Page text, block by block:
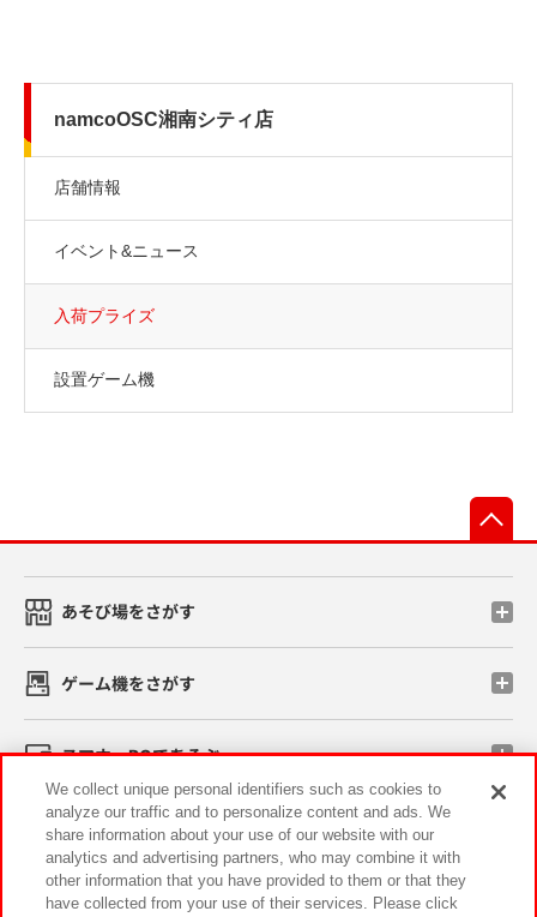
namcoOSC湘南シティ店
店舗情報
イベント&ニュース
入荷プライズ
設置ゲーム機
あそび場をさがす
ゲーム機をさがす
スマホ・PCであそぶ
イベント・キャンペーン
We collect unique personal identifiers such as cookies to
analyze our traffic and to personalize content and ads. We
share information about your use of our website with our
analytics and advertising partners, who may combine it with
other information that you have provided to them or that they
have collected from your use of their services. Please click